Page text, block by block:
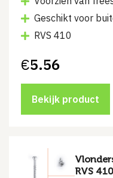
Geschikt voor
RVS 410
€5.56
Bekijk product
RVS